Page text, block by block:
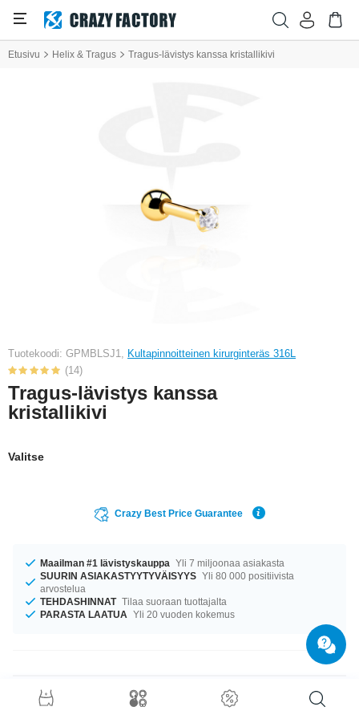
Etusivu Helix & Tragus Tragus-lävistys kanssa kristallikivi
Tuotekoodi: GPMBLSJ1, Kultapinnoitteinen kirurginteräs 316L
(14)
Tragus-lävistys kanssa
kristallikivi
Valitse
Crazy Best Price Guarantee
Maailman #1 lävistyskauppa Yli 7 miljoonaa asiakasta
SUURIN ASIAKASTYYTYVÄISYYS Yli 80 000 positiivista
arvostelua
TEHDASHINNAT Tilaa suoraan tuottajalta
PARASTA LAATUA Yli 20 vuoden kokemus
Tuotetiedot